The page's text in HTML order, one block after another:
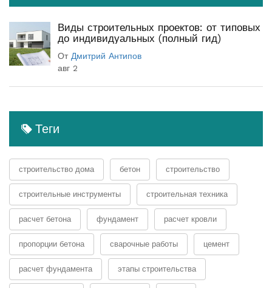
Виды строительных проектов: от типовых
до индивидуальных (полный гид)
От Дмитрий Антипов
авг 2
Теги
строительство дома бетон строительство
строительные инструменты строительная техника
расчет бетона фундамент расчет кровли
пропорции бетона сварочные работы цемент
расчет фундамента этапы строительства